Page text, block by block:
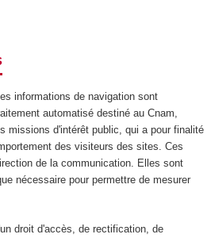
informations de navigation sont
automatisé destiné au Cnam,
missions d'intérêt public, qui a pour finalité
des visiteurs des sites. Ces
de la communication. Elles sont
nécessaire pour permettre de mesurer
droit d'accès, de rectification, de